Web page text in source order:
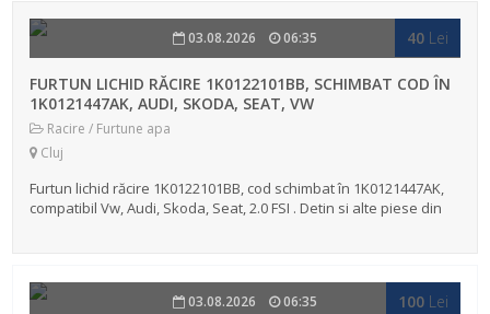
40 Lei
03.08.2026 06:35
FURTUN LICHID RĂCIRE 1K0122101BB, SCHIMBAT COD ÎN
1K0121447AK, AUDI, SKODA, SEAT, VW
Racire / Furtune apa
Cluj
Furtun lichid răcire 1K0122101BB, cod schimbat în 1K0121447AK,
compatibil Vw, Audi, Skoda, Seat, 2.0 FSI . Detin si alte piese din
100 Lei
03.08.2026 06:35